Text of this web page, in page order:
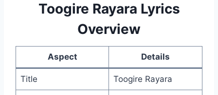
Toogire Rayara Lyrics
Overview
Aspect Details
Title Toogire Rayara